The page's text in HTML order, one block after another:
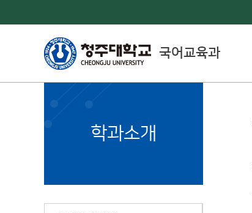
국어교육과
College of Education
학과소개